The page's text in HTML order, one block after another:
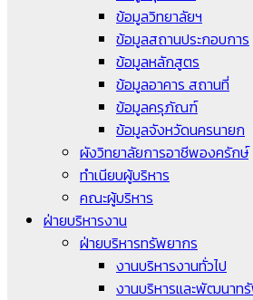
ข้อมูลวิทยาลัยฯ
ข้อมูลสถานประกอบการ
ข้อมูลหลักสูตร
ข้อมูลอาคาร สถานที่
ข้อมูลครุภัณฑ์
ข้อมูลจังหวัดนครนายก
ผังวิทยาลัยการอาชีพองครักษ์
ทำเนียบผู้บริหาร
คณะผู้บริหาร
ฝ่ายบริหารงาน
ฝ่ายบริหารทรัพยากร
งานบริหารงานทั่วไป
งานบริหารและพัฒนาท